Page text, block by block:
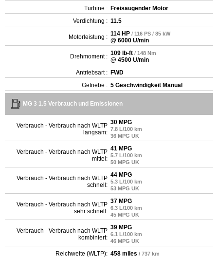
Turbine : Freisaugender Motor
Verdichtung : 11.5
Motorleistung : 114 HP / 116 PS / 85 kW
@ 6000 U/min
Drehmoment : 109 lb-ft / 148 Nm
@ 4500 U/min
Antriebsart : FWD
Getriebe : 5 Geschwindigkeit Manual
MG 3 1.5 Verbrauch und Emissionen
Verbrauch - Verbrauch nach WLTP
langsam:
30 MPG
7.8 L/100 km
36 MPG UK
Verbrauch - Verbrauch nach WLTP
mittel:
41 MPG
5.7 L/100 km
50 MPG UK
Verbrauch - Verbrauch nach WLTP
schnell:
44 MPG
5.3 L/100 km
53 MPG UK
Verbrauch - Verbrauch nach WLTP
sehr schnell:
37 MPG
6.3 L/100 km
45 MPG UK
Verbrauch - Verbrauch nach WLTP
kombiniert:
39 MPG
6.1 L/100 km
46 MPG UK
Reichweite (WLTP): 458 miles / 737 km